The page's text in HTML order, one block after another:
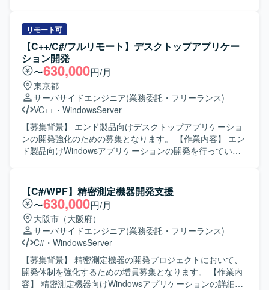
ト・評価まで一連の工程を実施していただきます。 【求め
る人物像】 組込開発における基本設計からテストまでを主
体的に担える方を求めています。認証機能など新しい技術
要素にも前向きに取り組み、周囲と協調しながら開発を進
めていただける方が望ましいです。 【ポジションの魅力】
入退館やPOSなど実利用シーンに近い組込端末の開発に携
わることができ、認証技術や組込Linuxに関する知見を深め
ることができます。基本設計から評価まで幅広い工程に関
わることで、上流から下流まで一貫した経験を積むことが
できます。 【開発環境】 組込Linux環境上でC++を用いた開
発を行います。認証機能としてカード認証・顔認証などの
リモート可
【C++/C#/フルリモート】デスクトップアプリケー
ション開発
〜630,000円/月
東京都
サーバサイドエンジニア(業務委託・フリーランス)
VC++ ・ WindowsServer
【募集背景】 エンド製品向けデスクトップアプリケーショ
ンの開発強化のための募集となります。 【作業内容】 エン
ド製品向けWindowsアプリケーションの開発を行っていた
を担当していただきます。 【求める人物像】 仕様や要件を
踏まえて主体的に設計・実装・テストまで推進していただ
ける方を求めております。 【ポジションの魅力】 要件定義
からテストまで、上流から下流まで一貫して携わることが
でき、デスクトップアプリケーション開発の経験を幅広く
積むことができます。 【開発環境】 Windows環境でC++お
よびC#を用いたデスクトップアプリケーション開発となり
ます。WPFを用いた画面開発も行っていただきます。
【C#/WPF】精密測定機器開発支援
〜630,000円/月
大阪市（大阪府）
サーバサイドエンジニア(業務委託・フリーランス)
C# ・ WindowsServer
【募集背景】 精密測定機器の開発プロジェクトにおいて、
開発体制を強化するための増員募集となります。 【作業内
容】 精密測定機器向けWindowsアプリケーションの詳細設